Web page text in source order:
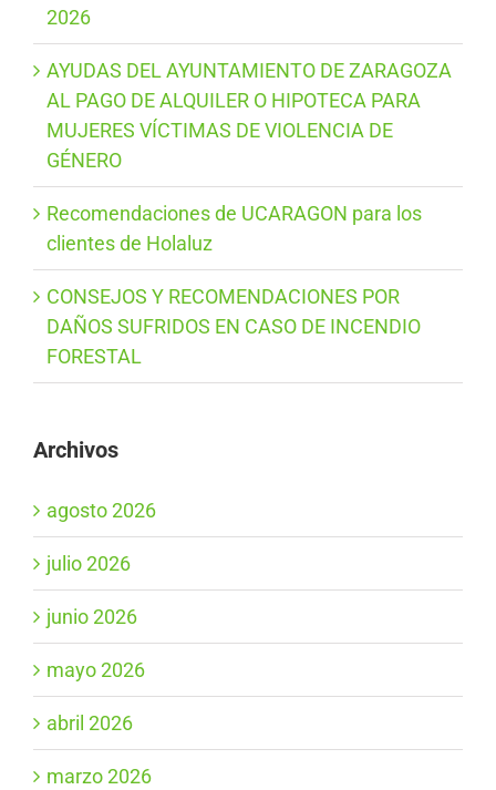
2026
AYUDAS DEL AYUNTAMIENTO DE ZARAGOZA
AL PAGO DE ALQUILER O HIPOTECA PARA
MUJERES VÍCTIMAS DE VIOLENCIA DE
GÉNERO
Recomendaciones de UCARAGON para los
clientes de Holaluz
CONSEJOS Y RECOMENDACIONES POR
DAÑOS SUFRIDOS EN CASO DE INCENDIO
FORESTAL
Archivos
agosto 2026
julio 2026
junio 2026
mayo 2026
abril 2026
marzo 2026